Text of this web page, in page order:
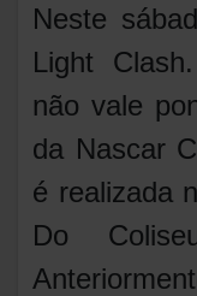
Neste
Light
não vale
da Nascar
é realizada
Do